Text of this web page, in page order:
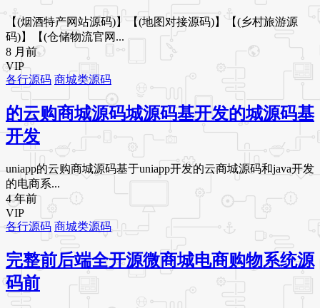
【(烟酒特产网站源码)】【(地图对接源码)】【(乡村旅游源
码)】【(仓储物流官网...
8 月前
VIP
各行源码 商城类源码
的云购商城源码城源码基开发的城源码基
开发
uniapp的云购商城源码基于uniapp开发的云商城源码和java开发
的电商系...
4 年前
VIP
各行源码 商城类源码
完整前后端全开源微商城电商购物系统源
码前